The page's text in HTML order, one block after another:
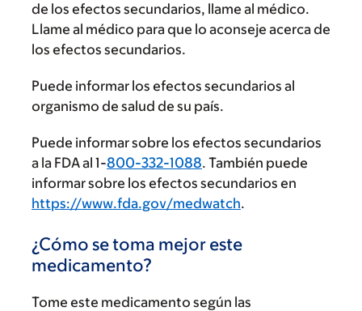
de los efectos secundarios, llame al médico.
Llame al médico para que lo aconseje acerca de
los efectos secundarios.
Puede informar los efectos secundarios al
organismo de salud de su país.
Puede informar sobre los efectos secundarios
a la FDA al 1-800-332-1088. También puede
informar sobre los efectos secundarios en
https://www.fda.gov/medwatch.
¿Cómo se toma mejor este
medicamento?
Tome este medicamento según las